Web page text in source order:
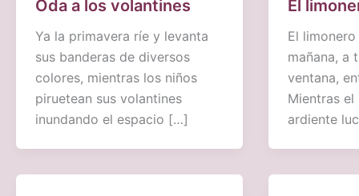
Oda a los volantines
Ya la primavera ríe y levanta
sus banderas de diversos
colores, mientras los niños
piruetean sus volantines
inundando el espacio […]
El
El
mañana, a
ventana,
Mientras el
ardiente